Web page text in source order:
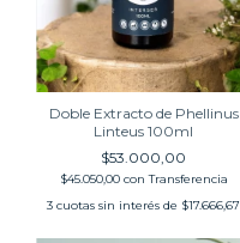
Doble Extracto de Phellinus
Linteus 100ml
$53.000,00
$45.050,00 con Transferencia
3 cuotas sin interés de $17.666,67